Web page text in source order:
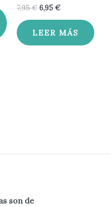
7,95€ 6,95 €
LEER MÁS
son de